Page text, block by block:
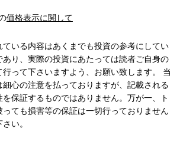
価格表示に関して
ている内容はあくまでも投資の参考にしてい
あり、実際の投資にあたっては読者ご自身の
って下さいますよう、お願い致します。 当
心の注意を払っておりますが、記載される
保証するものではありません。万が一、ト
っても損害等の保証は一切行っておりません
い。